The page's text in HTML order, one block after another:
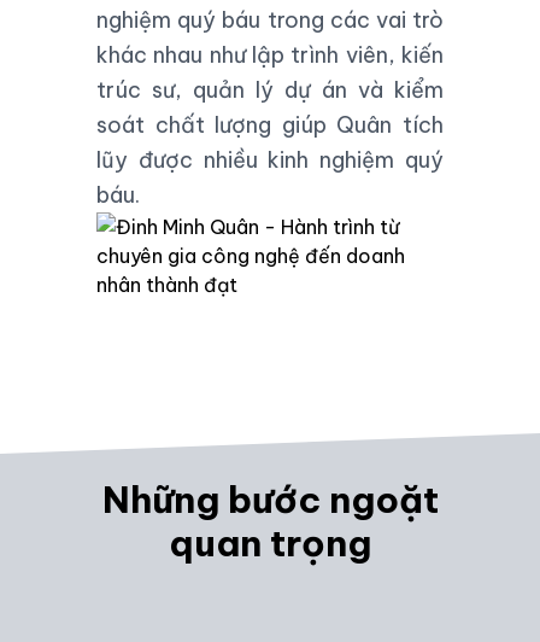
nghiệm quý báu trong các vai trò
khác nhau như lập trình viên, kiến
trúc sư, quản lý dự án và kiểm
soát chất lượng giúp Quân tích
lũy được nhiều kinh nghiệm quý
báu.
Những bước ngoặt
quan trọng